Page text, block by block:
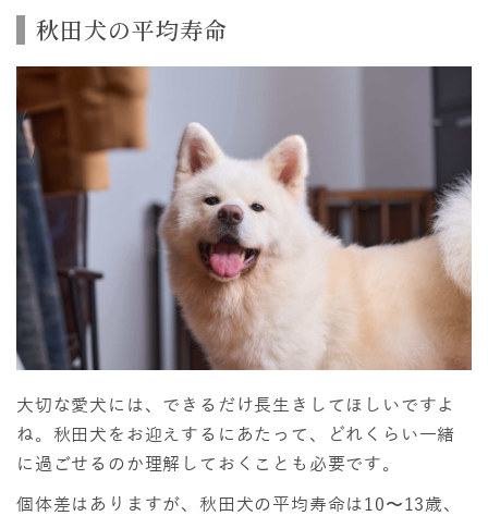
秋田犬の平均寿命
大切な愛犬には、できるだけ長生きしてほしいですよ
ね。秋田犬をお迎えするにあたって、どれくらい一緒
に過ごせるのか理解しておくことも必要です。
個体差はありますが、秋田犬の平均寿命は10〜13歳、